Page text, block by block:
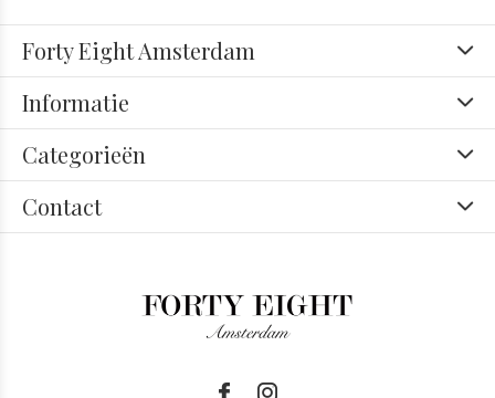
Forty Eight Amsterdam
Informatie
Categorieën
Contact